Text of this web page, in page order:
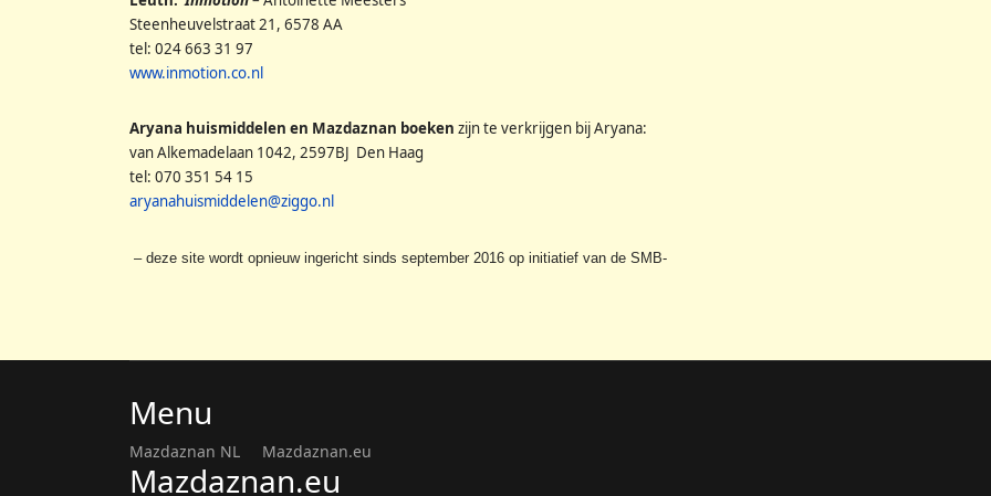
Steenheuvelstraat 21, 6578 AA
tel: 024 663 31 97
www.inmotion.co.nl
Aryana huismiddelen en Mazdaznan boeken zijn te verkrijgen bij Aryana:
van Alkemadelaan 1042, 2597BJ Den Haag
tel: 070 351 54 15
aryanahuismiddelen@ziggo.nl
– deze site wordt opnieuw ingericht sinds september 2016 op initiatief van de SMB-
Menu
Mazdaznan NL Mazdaznan.eu
Mazdaznan.eu